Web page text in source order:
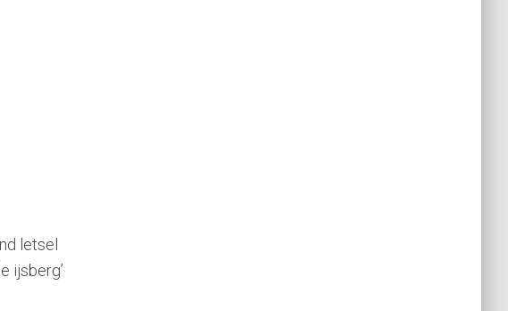
letsel
ijsberg’